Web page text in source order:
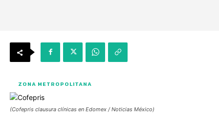
ZONA METROPOLITANA
(Cofepris clausura clínicas en Edomex / Noticias México)